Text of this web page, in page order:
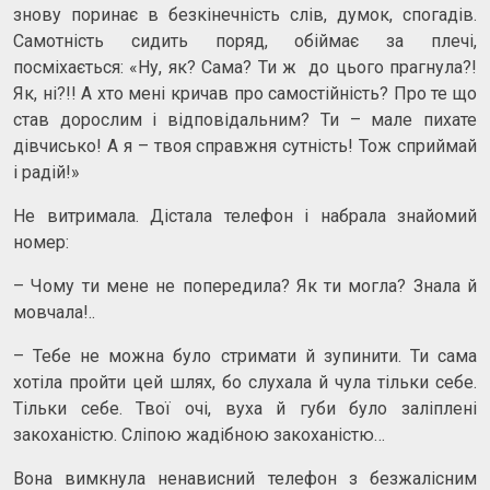
знову поринає в безкінечність слів, думок, спогадів.
Самотність сидить поряд, обіймає за плечі,
посміхається: «Ну, як? Сама? Ти ж до цього прагнула?!
Як, ні?!! А хто мені кричав про самостійність? Про те що
став дорослим і відповідальним? Ти – мале пихате
дівчисько! А я – твоя справжня сутність! Тож сприймай
і радій!»
Не витримала. Дістала телефон і набрала знайомий
номер:
– Чому ти мене не попередила? Як ти могла? Знала й
мовчала!..
– Тебе не можна було стримати й зупинити. Ти сама
хотіла пройти цей шлях, бо слухала й чула тільки себе.
Тільки себе. Твої очі, вуха й губи було заліплені
закоханістю. Сліпою жадібною закоханістю…
Вона вимкнула ненависний телефон з безжалісним